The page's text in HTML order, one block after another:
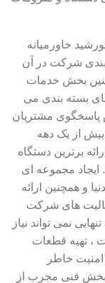
خاورمیانه
شرکت در آن
بخش خدمات
بسته بندی می
پاسخگوی مشتریان
از یک دهه
برترین دستگاه
مجموعه ای
و همچنین ارائه
های شرکت
نمی تواند نیاز
، تهیه قطعات
خاطر
بخش فنی مجرب از